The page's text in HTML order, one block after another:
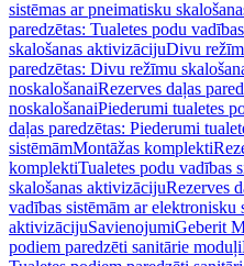
sistēmas ar pneimatisku
paredzētas: Tualetes podu
skalošanas aktivizācijuDivu
paredzētas: Divu režīmu
noskalošanaiRezerves daļas
noskalošanaiPiederumi tualetes
daļas paredzētas: Piederumi
sistēmāmMontāžas komplekti
komplektiTualetes podu vadības
skalošanas aktivizācijuRezerves
vadības sistēmām ar elektronisku
aktivizācijuSavienojumiGeberit
podiem paredzēti sanitārie moduļi